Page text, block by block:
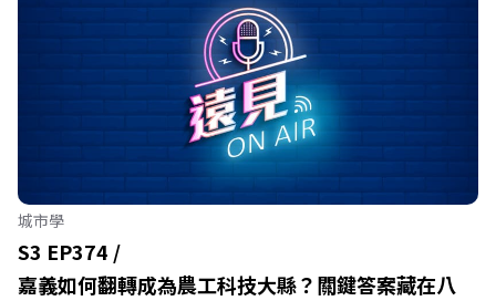
城市學
S3 EP374 /
嘉義如何翻轉成為農工科技大縣？關鍵答案藏在八